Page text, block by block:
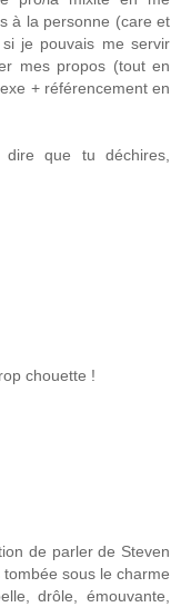
à la personne (care et
je pouvais me servir
mes propos (tout en
+ référencement en
que tu déchires,
chouette !
de parler de Steven
sous le charme
drôle, émouvante,